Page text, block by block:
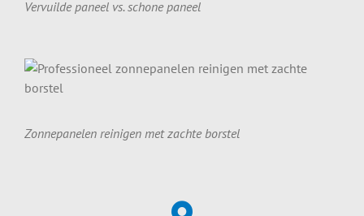
Gratis & vrijblijvend - Beveiligd verzonden
Vervuilde paneel vs. schone paneel
Zonnepanelen reinigen met zachte borstel